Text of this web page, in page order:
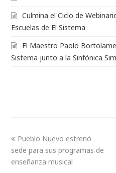
Culmina el Ciclo de
Escuelas de El Sistema
El Maestro Paolo
Sistema junto a la Sinfónica
Pueblo Nuevo estrenó
sede para sus programas de
enseñanza musical